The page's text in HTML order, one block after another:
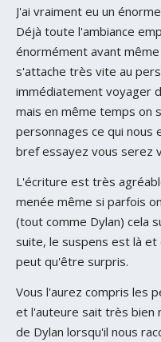
J'ai vraiment eu un
Déjà toute l'ambiance
énormément avant
s'attache très vite au
immédiatement voyager
mais en même temps on
personnages ce qui nous
bref essayez vous serez
L'écriture est très
menée même si parfois
(tout comme Dylan) cela
suite, le suspens est là et
peut qu'être surpris.
Vous l'aurez compris les
et l'auteure sait très bien
de Dylan lorsqu'il nous